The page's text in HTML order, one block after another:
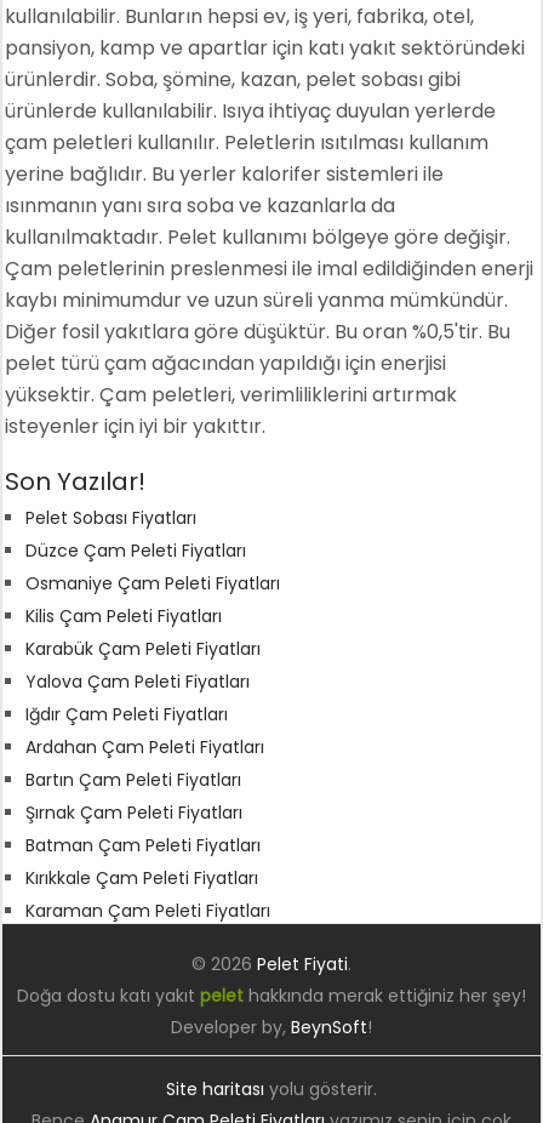
kullanılabilir. Bunların hepsi ev, iş yeri, fabrika, otel,
pansiyon, kamp ve apartlar için katı yakıt sektöründeki
ürünlerdir. Soba, şömine, kazan, pelet sobası gibi
ürünlerde kullanılabilir. Isıya ihtiyaç duyulan yerlerde
çam peletleri kullanılır. Peletlerin ısıtılması kullanım
yerine bağlıdır. Bu yerler kalorifer sistemleri ile
ısınmanın yanı sıra soba ve kazanlarla da
kullanılmaktadır. Pelet kullanımı bölgeye göre değişir.
Çam peletlerinin preslenmesi ile imal edildiğinden enerji
kaybı minimumdur ve uzun süreli yanma mümkündür.
Diğer fosil yakıtlara göre düşüktür. Bu oran %0,5'tir. Bu
pelet türü çam ağacından yapıldığı için enerjisi
yüksektir. Çam peletleri, verimliliklerini artırmak
isteyenler için iyi bir yakıttır.
Son Yazılar!
Pelet Sobası Fiyatları
Düzce Çam Peleti Fiyatları
Osmaniye Çam Peleti Fiyatları
Kilis Çam Peleti Fiyatları
Karabük Çam Peleti Fiyatları
Yalova Çam Peleti Fiyatları
Iğdır Çam Peleti Fiyatları
Ardahan Çam Peleti Fiyatları
Bartın Çam Peleti Fiyatları
Şırnak Çam Peleti Fiyatları
Batman Çam Peleti Fiyatları
Kırıkkale Çam Peleti Fiyatları
Karaman Çam Peleti Fiyatları
© 2026 Pelet Fiyati.
Doğa dostu katı yakıt pelethakkında merak ettiğiniz her şey!
Developer by, BeynSoft!
Site haritası yolu gösterir.